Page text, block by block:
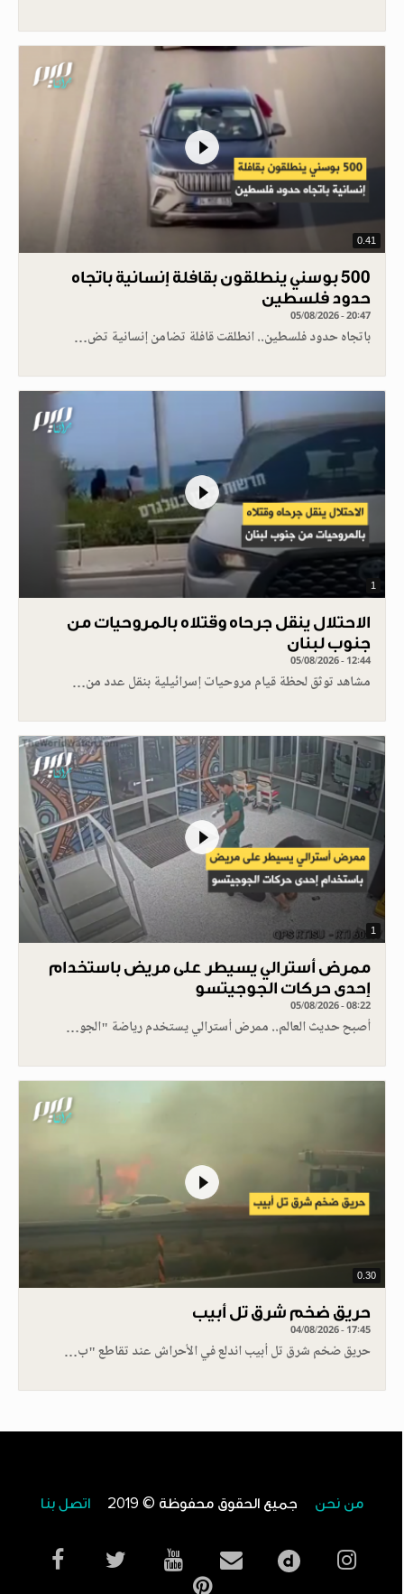
0.41
500 بوسني ينطلقون بقافلة إنسانية باتجاه
حدود فلسطين
05/08/2026 - 20:47
باتجاه حدود فلسطين.. انطلقت قافلة تضامن إنسانية تض…
1
الاحتلال ينقل جرحاه وقتلاه بالمروحيات من
جنوب لبنان
05/08/2026 - 12:44
مشاهد توثق لحظة قيام مروحيات إسرائيلية بنقل عدد من…
1
ممرض أسترالي يسيطر على مريض باستخدام
إحدى حركات الجوجيتسو
05/08/2026 - 08:22
أصبح حديث العالم.. ممرض أسترالي يستخدم رياضة "الجو…
0.30
حريق ضخم شرق تل أبيب
04/08/2026 - 17:45
حريق ضخم شرق تل أبيب اندلع في الأحراش عند تقاطع "ب…
من نحن جميع الحقوق محفوظة © 2019 اتصل بنا